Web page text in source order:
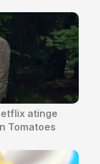
atinge
Tomatoes